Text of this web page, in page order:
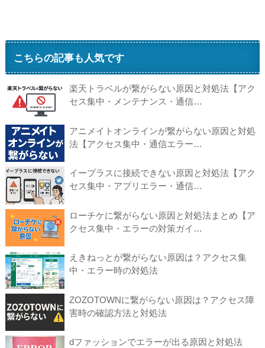
こちらの記事も人気です
楽天トラベルが繋がらない原因と対処法【アク
セス集中・メンテナンス・通信…
アニメイトオンラインが繋がらない原因と対処
法【アクセス集中・通信エラー…
イープラスに接続できない原因と対処法【アク
セス集中・アプリエラー・通信…
ローチケに繋がらない原因と対処法まとめ【ア
クセス集中・エラーの対策ガイ…
えきねっとが繋がらない原因は？アクセス集
中・エラー時の対処法
ZOZOTOWNに繋がらない原因は？アクセス障
害時の確認方法と対処法
dファッションでエラーが出る原因と対処法